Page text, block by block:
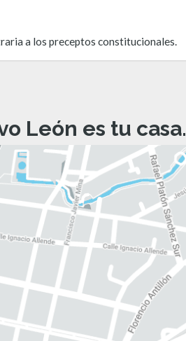
a los preceptos constitucionales.
León es tu casa.